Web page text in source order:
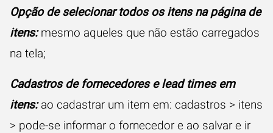
Opção de selecionar todos os itens na página de
itens:mesmo aqueles que não estão carregados
na tela;
Cadastros de fornecedores e lead times em
itens:ao cadastrar um item em: cadastros > itens
> pode-se informar o fornecedor e ao salvar e ir